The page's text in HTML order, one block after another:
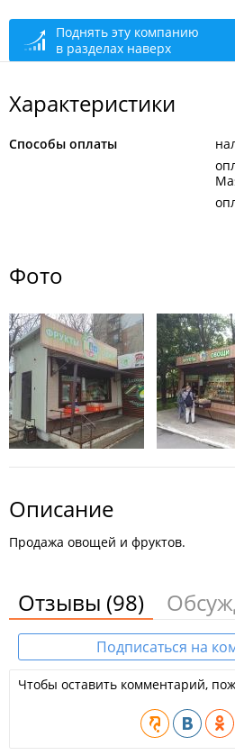
Поднять эту компанию
в разделах наверх
Характеристики
Способы оплаты
Фото
Описание
Продажа овощей и фруктов.
Отзывы (98)
Подписаться на
Чтобы оставить комментарий,